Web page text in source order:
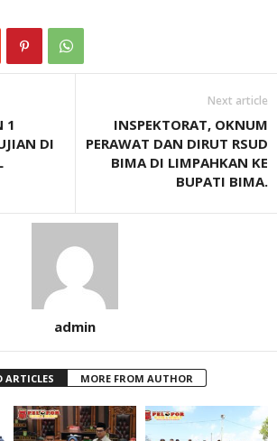
1
DI
Next article
INSPEKTORAT, OKNUM
PERAWAT DAN DIRUT RSUD
BIMA DI LIMPAHKAN KE
BUPATI BIMA.
admin
ARTICLES MORE FROM AUTHOR